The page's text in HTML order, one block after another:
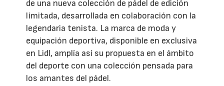
de una nueva colección de pádel de edición
limitada, desarrollada en colaboración con la
legendaria tenista. La marca de moda y
equipación deportiva, disponible en exclusiva
en Lidl, amplía así su propuesta en el ámbito
del deporte con una colección pensada para
los amantes del pádel.